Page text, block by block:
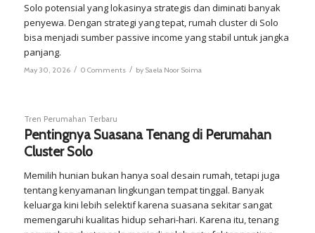
Solo potensial yang lokasinya strategis dan diminati banyak
penyewa. Dengan strategi yang tepat, rumah cluster di Solo
bisa menjadi sumber passive income yang stabil untuk jangka
panjang.
May 30, 2026 / 0 Comments / by Saela Noor Soima
Tren Perumahan Terbaru
Pentingnya Suasana Tenang di Perumahan
Cluster Solo
Memilih hunian bukan hanya soal desain rumah, tetapi juga
tentang kenyamanan lingkungan tempat tinggal. Banyak
keluarga kini lebih selektif karena suasana sekitar sangat
memengaruhi kualitas hidup sehari-hari. Karena itu, tenang